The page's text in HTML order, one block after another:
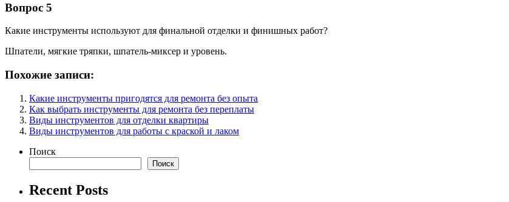
Вопрос 5
Какие инструменты используют для финальной отделки и финишных работ?
Шпатели, мягкие тряпки, шпатель-миксер и уровень.
Похожие записи:
Какие инструменты пригодятся для ремонта без опыта
Как выбрать инструменты для ремонта без переплаты
Виды инструментов для отделки квартиры
Виды инструментов для работы с краской и лаком
Поиск
Поиск
Recent Posts